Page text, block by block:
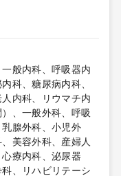
般内科、呼吸器内
科、糖尿病内科、
内科、リウマチ内
、一般外科、呼吸
腺外科、小児外
美容外科、産婦人
療内科、泌尿器
、リハビリテーシ